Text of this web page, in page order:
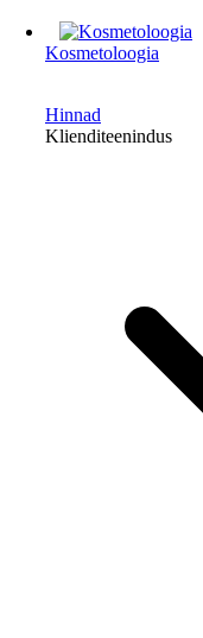
Kosmetoloogia
Hinnad
Klienditeenindus